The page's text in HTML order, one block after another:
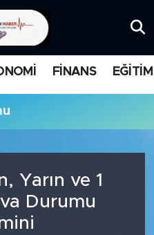
FİNANS EĞİTİM
Yarın ve 1
Durumu
ve Fikstür